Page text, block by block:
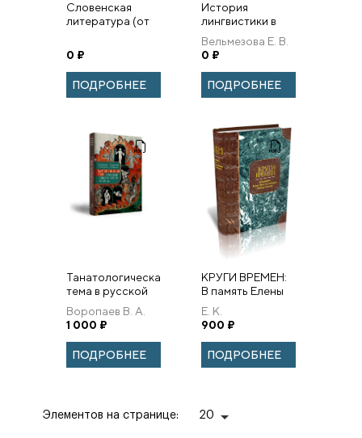
Словенская
литература (от
рубежа XIX–XX
веков)
0 ₽
ПОДРОБНЕЕ
История
лингвистики в
истории
литературы
Вельмезова Е. В.
0 ₽
ПОДРОБНЕЕ
Танатологическая
тема в русской
словесности XI–
XXI вв.
Воропаев В. А.
1 000 ₽
ПОДРОБНЕЕ
КРУГИ ВРЕМЕН:
В память Елены
Константиновны
Ромодановской.
Том 1: Е. К.
Ромодановская.
Избранное. От...
Е. К.
Ромодановская.
900 ₽
ПОДРОБНЕЕ
Элементов на странице: 20